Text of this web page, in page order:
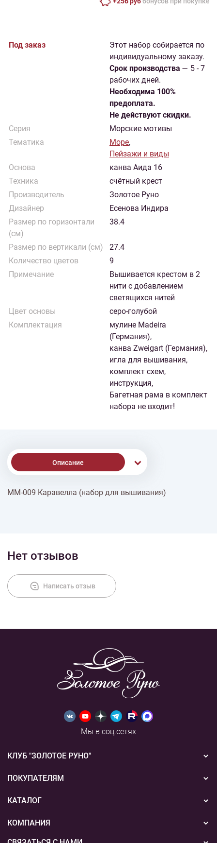
Под заказ
Этот набор собирается по
индивидуальному заказу.
Cрок производства — 5 - 7
рабочих дней.
Необходима 100%
предоплата.
Не действуют скидки.
Серия
Морские мотивы
Тематика
Море,
Пейзажи и виды
Основа
канва Аида 16
Техника
счётный крест
Производитель
Золотое Руно
Дизайнер
Есенова Индира
Размер по горизонтали
(см)
38.4
Размер по вертикали (см)
27.4
Количество цветов
9
Примечание
Вышивается крестом в 2
нити с добавлением
светящихся нитей
Цвет основы
серо-голубой
Комплектация
мулине Madeira
(Германия),
канва Zweigart (Германия),
игла для вышивания,
комплект схем,
инструкция,
Багетная рама в комплект
набора не входит!
Описание
Доставка
ММ-009 Каравелла (набор для вышивания)
Нет отзывов
Написать отзыв
Мы в соц.сетях
КЛУБ "ЗОЛОТОЕ РУНО"
Новости
Акции
ПОКУПАТЕЛЯМ
Бонусная система
Подарочные сертификаты
Способы оплаты
КАТАЛОГ
Вышивка
КОМПАНИЯ